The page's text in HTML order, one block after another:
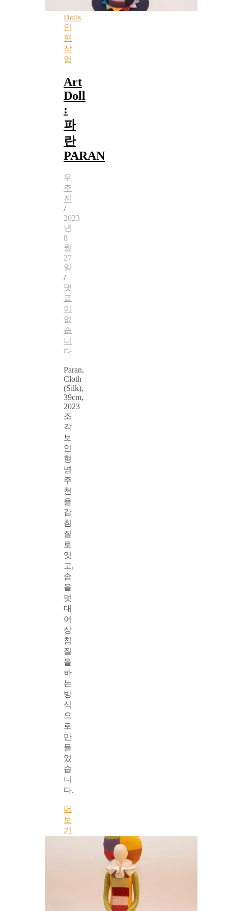
Dolls
인
형
작
업
Art
Doll
:
파
란
PARAN
우
주
진
/
2023
년
8
월
27
일
/
댓
글
이
없
습
니
다
Paran,
Cloth
(Silk),
39cm,
2023
조
각
보
인
형
명
주
천
을
감
침
질
로
잇
고,
솜
을
덧
대
어
상
침
질
을
하
는
방
식
으
로
만
들
었
습
니
다.
더
보
기